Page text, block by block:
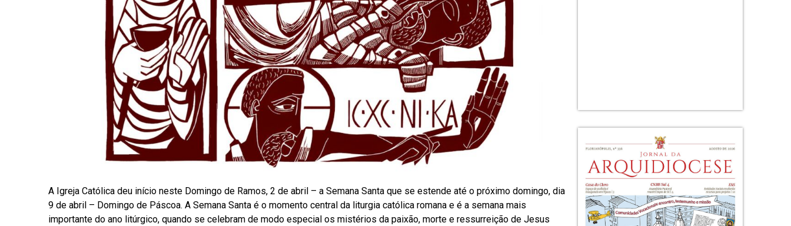
A Igreja Católica deu início neste Domingo de Ramos, 2 de abril – a Semana Santa que se estende até o próximo domingo, dia
9 de abril – Domingo de Páscoa. A Semana Santa é o momento central da liturgia católica romana e é a semana mais
importante do ano litúrgico, quando se celebram de modo especial os mistérios da paixão, morte e ressurreição de Jesus